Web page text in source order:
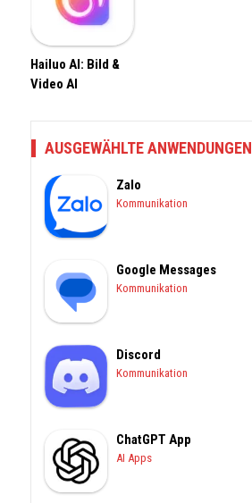
Hailuo AI: Bild &
Video AI
AUSGEWÄHLTE ANWENDUNGEN
Zalo
Kommunikation
Google Messages
Kommunikation
Discord
Kommunikation
ChatGPT App
AI Apps